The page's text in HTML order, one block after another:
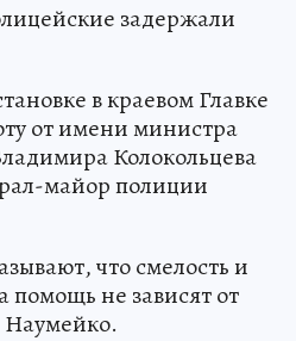
задержали
в краевом Главке
от имени министра
Колокольцева
майор полиции
что смелость и
помощь не зависят от
Наумейко.